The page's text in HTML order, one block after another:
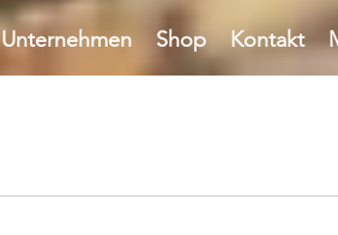
Unternehmen Shop Kontakt